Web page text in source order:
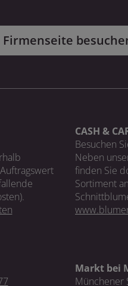
Firmenseite
CASH &
Besuchen
Neben
finden Sie
Sortiment
Markt bei
Münchener